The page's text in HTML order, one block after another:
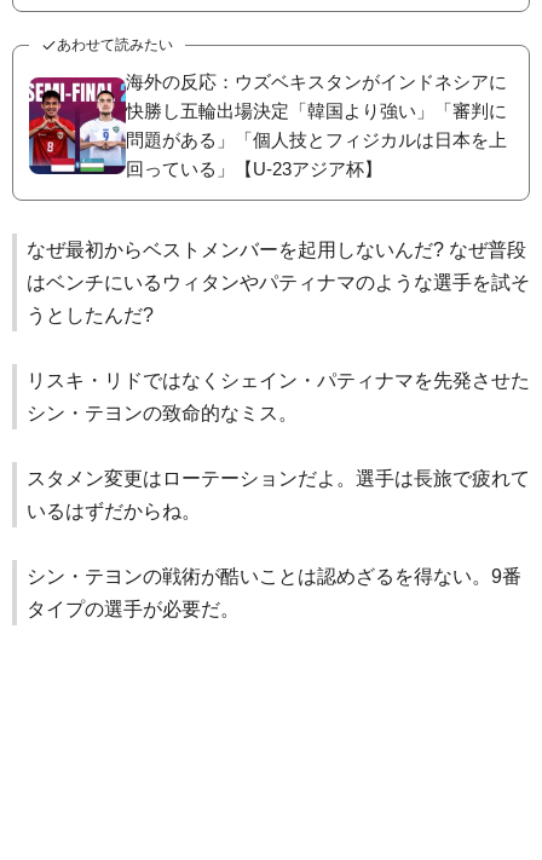
あわせて読みたい
海外の反応：ウズベキスタンがインドネシアに
快勝し五輪出場決定「韓国より強い」「審判に
問題がある」「個人技とフィジカルは日本を上
回っている」【U-23アジア杯】
なぜ最初からベストメンバーを起用しないんだ? なぜ普段
はベンチにいるウィタンやパティナマのような選手を試そ
うとしたんだ?
リスキ・リドではなくシェイン・パティナマを先発させた
シン・テヨンの致命的なミス。
スタメン変更はローテーションだよ。選手は長旅で疲れて
いるはずだからね。
シン・テヨンの戦術が酷いことは認めざるを得ない。9番
タイプの選手が必要だ。